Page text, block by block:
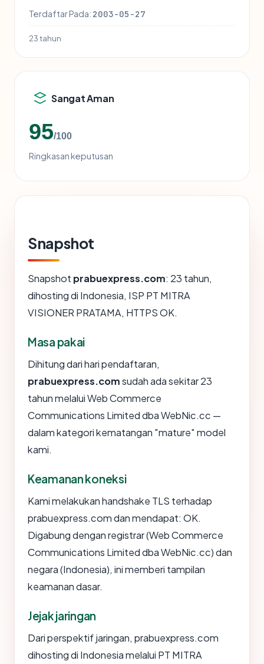
Terdaftar Pada: 2003-05-27
23 tahun
Sangat Aman
95/100
Ringkasan keputusan
Snapshot
Snapshot prabuexpress.com: 23 tahun,
dihosting di Indonesia, ISP PT MITRA
VISIONER PRATAMA, HTTPS OK.
Masa pakai
Dihitung dari hari pendaftaran,
prabuexpress.comsudah ada sekitar 23
tahun melalui Web Commerce
Communications Limited dba WebNic.cc —
dalam kategori kematangan "mature" model
kami.
Keamanan koneksi
Kami melakukan handshake TLS terhadap
prabuexpress.com dan mendapat: OK.
Digabung dengan registrar (Web Commerce
Communications Limited dba WebNic.cc) dan
negara (Indonesia), ini memberi tampilan
keamanan dasar.
Jejak jaringan
Dari perspektif jaringan, prabuexpress.com
dihosting di Indonesia melalui PT MITRA